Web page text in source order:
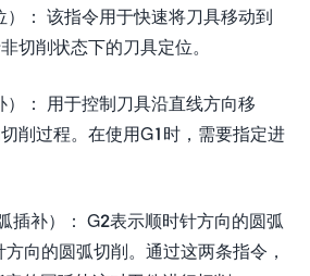
）： 该指令用于快速将刀具移动到
切削状态下的刀具定位。
）： 用于控制刀具沿直线方向移
削过程。在使用G1时，需要指定进
插补）： G2表示顺时针方向的圆弧
向的圆弧切削。通过这两条指令，